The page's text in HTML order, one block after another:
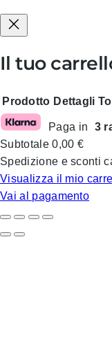
Il tuo
Prodotti
nel
carrello
Prodotto Dettagli
Paga in 3
Subtotale0,00 €
Spedizione e sconti
Visualizza il mio
Vai al pagamento